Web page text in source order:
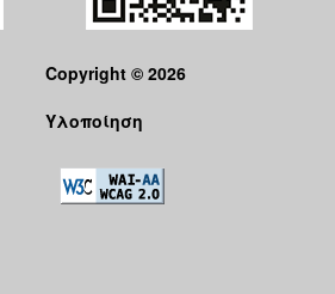
Copyright © 2026
Υλοποίηση